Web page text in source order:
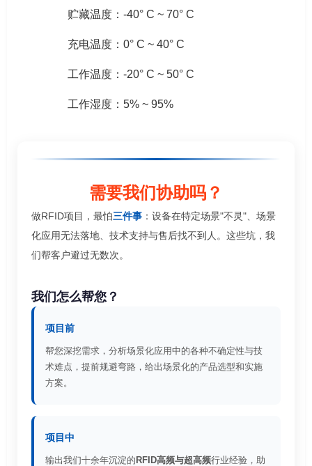
贮藏温度：-40° C ~ 70° C
充电温度：0° C ~ 40° C
工作温度：-20° C ~ 50° C
工作湿度：5% ~ 95%
需要我们协助吗？
做RFID项目，最怕三件事 ：设备在特定场景"不灵"、场景
化应用无法落地、技术支持与售后找不到人。这些坑，我
们帮客户避过无数次。
我们怎么帮您？
项目前
帮您深挖需求，分析场景化应用中的各种不确定性与技
术难点，提前规避弯路，给出场景化的产品选型和实施
方案。
项目中
输出我们十余年沉淀的RFID高频与超高频行业经验，助